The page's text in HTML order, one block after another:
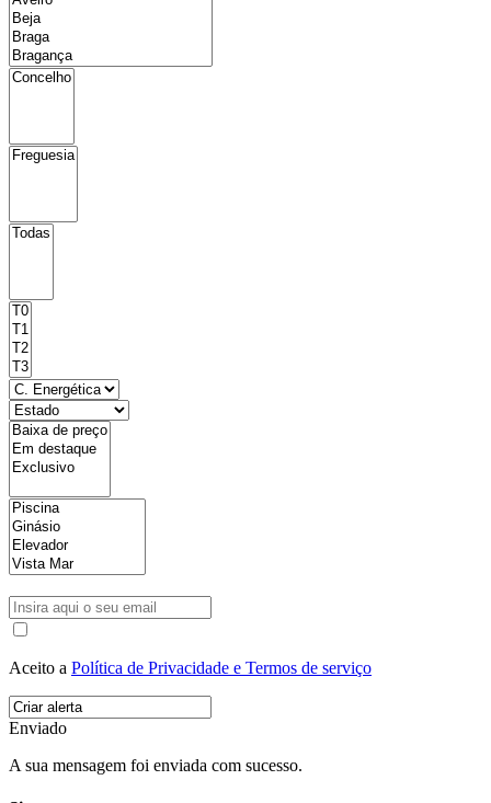
Aceito a Política de Privacidade e Termos de serviço
Enviado
A sua mensagem foi enviada com sucesso.